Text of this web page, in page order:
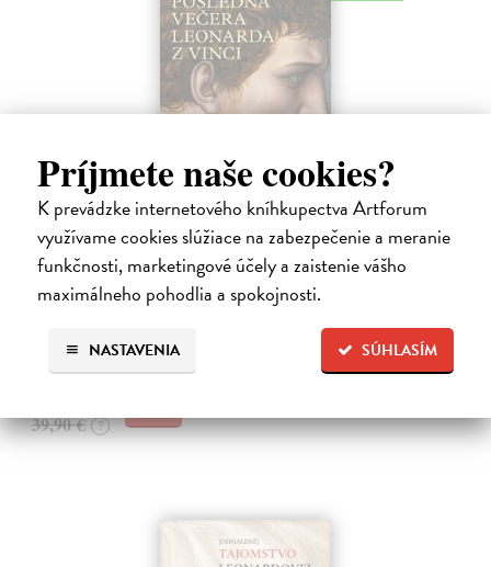
Príjmete naše cookies?
K prevádzke internetového kníhkupectva Artforum
využívame cookies slúžiace na zabezpečenie a meranie
funkčnosti, marketingové účely a zaistenie vášho
maximálneho pohodlia a spokojnosti.
SÚHLASÍM
NASTAVENIA
Posledná večera Leonarda z Vinci
Lajda Stano| Kniha
Stano Lajda je súčasný slovenský maliar, ktorý niekoľko rokov
systematicky pracoval na rekonštrukcii ikonickej Poslednej večere,
čo ho inšpirovalo k napísaniu tejto knihy. Odkrýva pred nami silné i
Na sklade
39,90 € ?